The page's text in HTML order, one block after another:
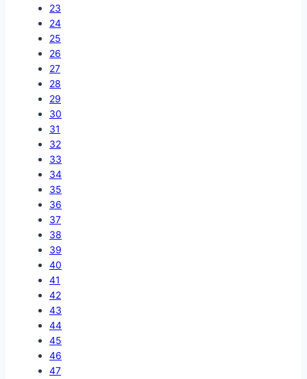
23
24
25
26
27
28
29
30
31
32
33
34
35
36
37
38
39
40
41
42
43
44
45
46
47